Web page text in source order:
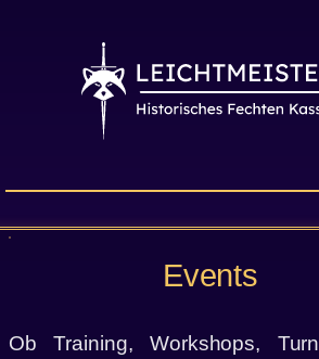
Events
Ob Training, Workshops,